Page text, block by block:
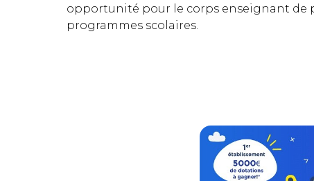
opportunité pour le corps enseignant de
programmes scolaires.